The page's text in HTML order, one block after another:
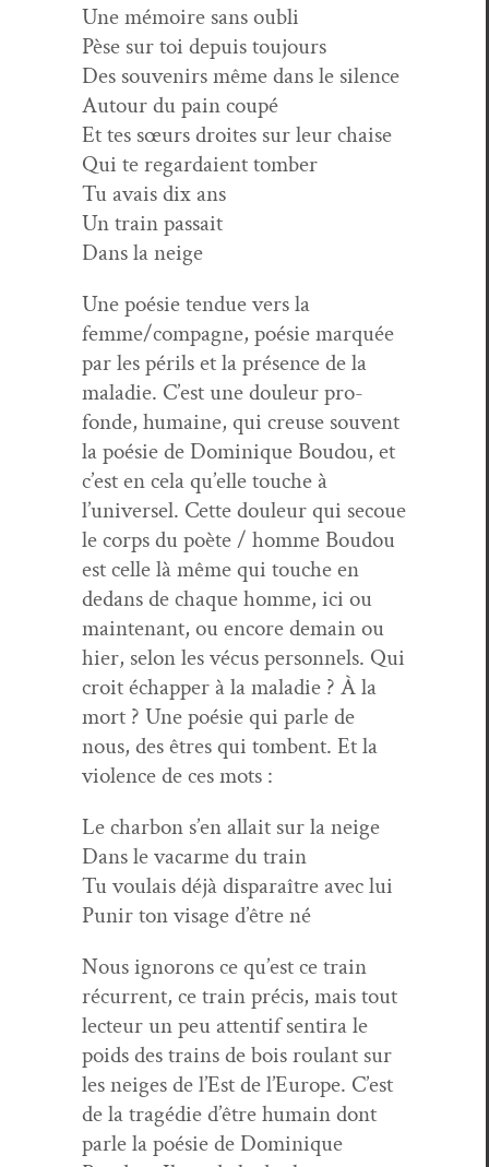
Une mémoire sans oubli
Pèse sur toi depuis toujours
Des sou­venirs même dans le silence
Autour du pain coupé
Et tes sœurs droites sur leur chaise
Qui te regar­daient tomber
Tu avais dix ans
Un train passait
Dans la neige
Une poésie ten­due vers la
femme/compagne, poésie mar­quée
par les périls et la présence de la
mal­adie. C’est une douleur pro­
fonde, humaine, qui creuse sou­vent
la poésie de Dominique Boudou, et
c’est en cela qu’elle touche à
l’universel. Cette douleur qui sec­oue
le corps du poète / homme Boudou
est celle là même qui touche en
dedans de chaque homme, ici ou
main­tenant, ou encore demain ou
hier, selon les vécus per­son­nels. Qui
croit échap­per à la mal­adie ? À la
mort ? Une poésie qui par­le de
nous, des êtres qui tombent. Et la
vio­lence de ces mots :
Le char­bon s’en allait sur la neige
Dans le vacarme du train
Tu voulais déjà dis­paraître avec lui
Punir ton vis­age d’être né
Nous ignorons ce qu’est ce train
récur­rent, ce train pré­cis, mais tout
lecteur un peu atten­tif sen­ti­ra le
poids des trains de bois roulant sur
les neiges de l’Est de l’Europe. C’est
de la tragédie d’être humain dont
par­le la poésie de Dominique